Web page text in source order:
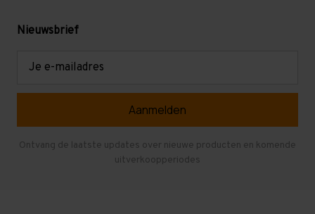
Levering en afhalen
Mezzanine
Gebruikte entresolvloeren
Nieuwsbrief
Ontvang de laatste updates over nieuwe producten en komende
uitverkoopperiodes